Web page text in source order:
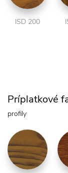
ISD 200
Príplatkové
profily